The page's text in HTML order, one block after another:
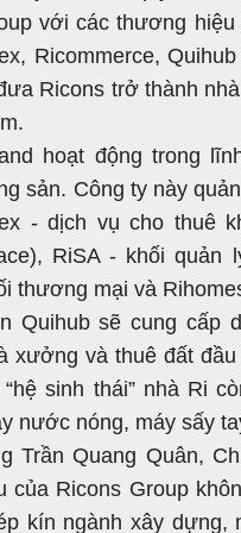
với các thương hiệu
Ricommerce,
Ricons trở thành
hoạt động trong
sản. Công ty này
- dịch vụ cho thuê
RiSA - khối quản
thương mại và
Quihub sẽ cung cấp
xưởng và thuê đất
“hệ sinh thái” nhà Ri
nước nóng, máy sấy
Trần Quang Quân,
của Ricons Group
kín ngành xây